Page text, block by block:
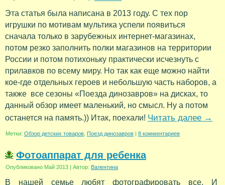
Эта статья была написана в 2013 году. С тех пор
игрушки по мотивам мультика успели появиться
сначала только в зарубежных интернет-магазинах,
потом резко заполнить полки магазинов на территории
России и потом потихоньку практически исчезнуть с
прилавков по всему миру. Но так как еще можно найти
кое-где отдельных героев и небольшую часть наборов, а
также все сезоны «Поезда динозавров» на дисках, то
данный обзор имеет маленький, но смысл. Ну а потом
останется на память.)) Итак, поехали! Читать далее →
Метки: Обзор детских товаров Поезд динозавров | 8 комментариев
Фотоаппарат для ребенка
Опубликовано Май 2013 | Автор: Валентина
В нашей семье любят фотографировать все. И